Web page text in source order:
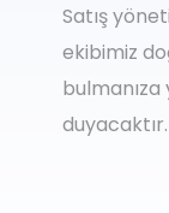
Satış
ekibimiz
duyacaktır.